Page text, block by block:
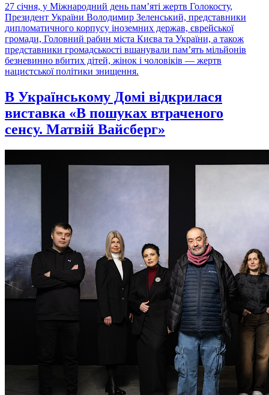
27 січня, у Міжнародний день пам’яті жертв Голокосту,
Президент України Володимир Зеленський, представники
дипломатичного корпусу іноземних держав, єврейської
громади, Головний рабин міста Києва та України, а також
представники громадськості вшанували пам’ять мільйонів
безневинно вбитих дітей, жінок і чоловіків — жертв
нацистської політики знищення.
В Українському Домі відкрилася
виставка «В пошуках втраченого
сенсу. Матвій Вайсберг»